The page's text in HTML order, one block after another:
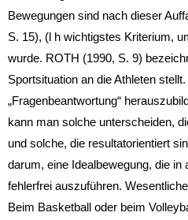
Bewegungen sind nach dieser
S. 15), (l h wichtigstes Kriterium,
wurde. ROTH (1990, S. 9)
Sportsituation an die Athleten
„Fragenbeantwortung“
kann man solche unterscheiden,
und solche, die resultatorientiert
darum, eine Idealbewegung, die
fehlerfrei auszuführen.
Beim Basketball oder beim